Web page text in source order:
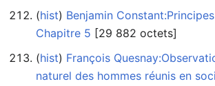
(hist) ‎ Benjamin
Chapitre 5 ‎[29 882 octets]
(hist) ‎ François
naturel des hommes réunis en